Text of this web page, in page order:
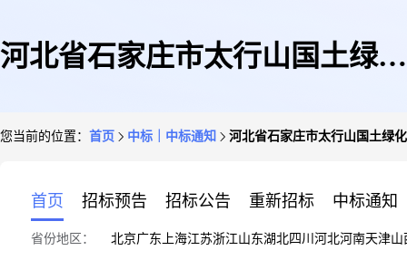
河北省石家庄市太行山国土绿化
您当前的位置： 首页 中标｜中标通知 河北省石家庄市太行山国土绿
首页 招标预告 招标公告 重新招标 中标通知
省份地区： 北京广东 上海江苏浙江山东湖北四川 河北河南天津山